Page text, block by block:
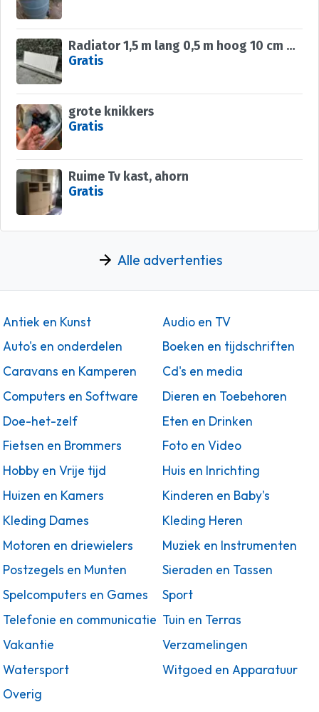
Radiator 1,5 m lang 0,5 m hoog 10 cm dik
Gratis
grote knikkers
Gratis
Ruime Tv kast, ahorn
Gratis
Alle advertenties
Antiek en Kunst
Audio en TV
Auto's en onderdelen
Boeken en tijdschriften
Caravans en Kamperen
Cd's en media
Computers en Software
Dieren en Toebehoren
Doe-het-zelf
Eten en Drinken
Fietsen en Brommers
Foto en Video
Hobby en Vrije tijd
Huis en Inrichting
Huizen en Kamers
Kinderen en Baby's
Kleding Dames
Kleding Heren
Motoren en driewielers
Muziek en Instrumenten
Postzegels en Munten
Sieraden en Tassen
Spelcomputers en Games
Sport
Telefonie en communicatie Tuin en Terras
Vakantie
Verzamelingen
Watersport
Witgoed en Apparatuur
Overig